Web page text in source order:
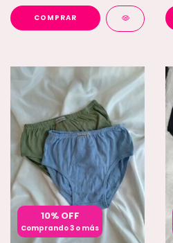
COMPRAR
10% OFF
Comprando 3 o más